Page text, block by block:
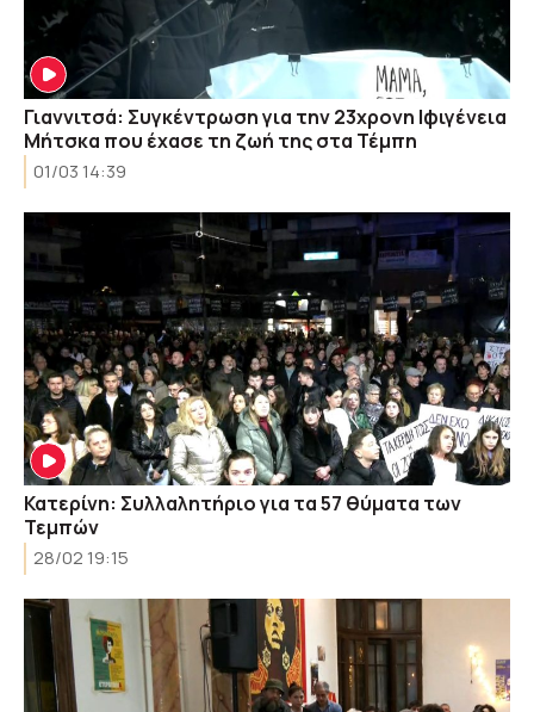
Γιαννιτσά: Συγκέντρωση για την 23χρονη Ιφιγένεια
Μήτσκα που έχασε τη ζωή της στα Τέμπη
01/03 14:39
Κατερίνη: Συλλαλητήριο για τα 57 θύματα των
Τεμπών
28/02 19:15